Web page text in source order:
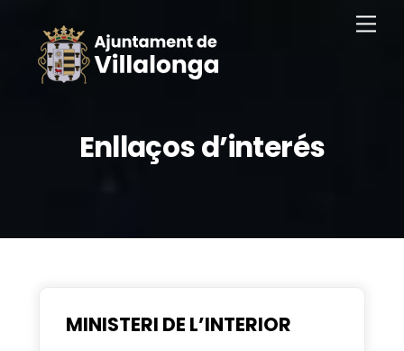
contingut
Enllaços d’interés
MINISTERI DE L’INTERIOR